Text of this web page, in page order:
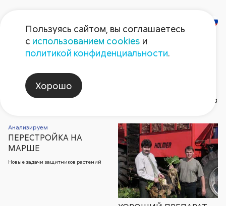
Газета
Газета №1 2005
2026 2024
Герой номера Август non-stop
2026 2024
Анализируем
ПЕРЕСТРОЙКА НА
МАРШЕ
Новые задачи защитников растений
Пользуясь сайтом, вы соглашаетесь
с использованием cookies и
политикой конфиденциальности.
Хорошо